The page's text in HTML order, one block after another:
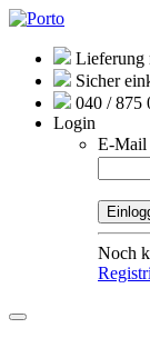
Lieferung
Sicher
040 / 875
Login
E-Mail
Noch